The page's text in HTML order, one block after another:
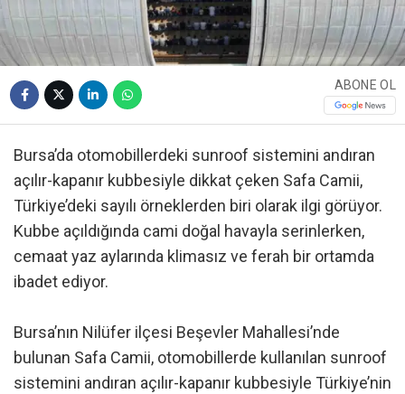
ABONE OL
Bursa’da otomobillerdeki sunroof sistemini andıran
açılır-kapanır kubbesiyle dikkat çeken Safa Camii,
Türkiye’deki sayılı örneklerden biri olarak ilgi görüyor.
Kubbe açıldığında cami doğal havayla serinlerken,
cemaat yaz aylarında klimasız ve ferah bir ortamda
ibadet ediyor.
Bursa’nın Nilüfer ilçesi Beşevler Mahallesi’nde
bulunan Safa Camii, otomobillerde kullanılan sunroof
sistemini andıran açılır-kapanır kubbesiyle Türkiye’nin